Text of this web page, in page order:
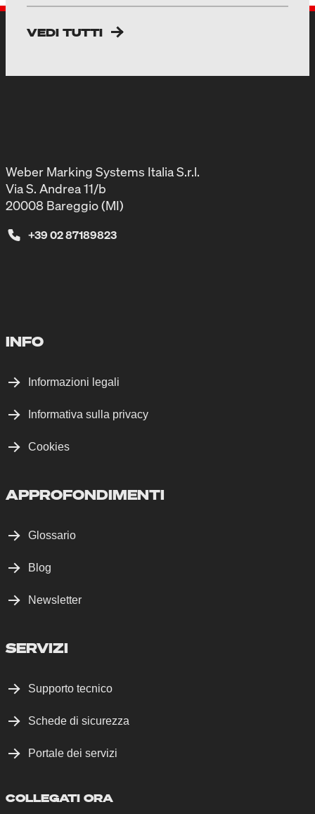
VEDI TUTTI
Weber Marking Systems Italia S.r.l.
Via S. Andrea 11/b
20008 Bareggio (MI)
+39 02 87189823
INFO
Informazioni legali
Informativa sulla privacy
Cookies
APPROFONDIMENTI
Glossario
Blog
Newsletter
SERVIZI
Supporto tecnico
Schede di sicurezza
Portale dei servizi
COLLEGATI ORA